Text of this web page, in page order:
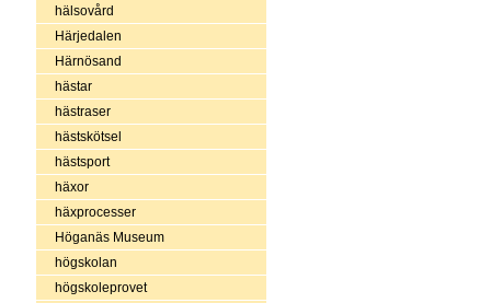
hälsovård
Härjedalen
Härnösand
hästar
hästraser
hästskötsel
hästsport
häxor
häxprocesser
Höganäs Museum
högskolan
högskoleprovet